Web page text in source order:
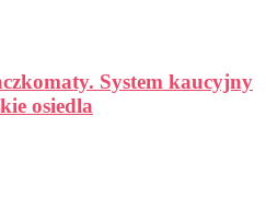
System kaucyjny
osiedla